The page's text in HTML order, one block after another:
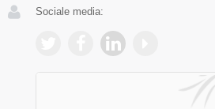
Sociale media: